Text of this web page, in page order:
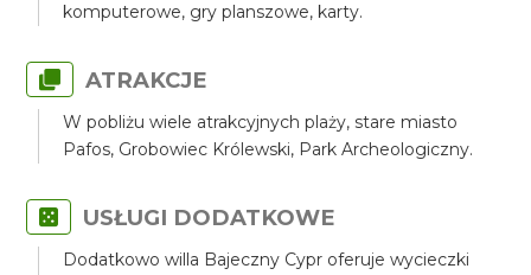
komputerowe, gry planszowe, karty.
ATRAKCJE
W pobliżu wiele atrakcyjnych plaży, stare miasto
Pafos, Grobowiec Królewski, Park Archeologiczny.
USŁUGI DODATKOWE
Dodatkowo willa Bajeczny Cypr oferuje wycieczki